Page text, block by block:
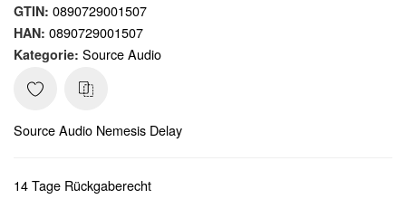
GTIN: 0890729001507
HAN: 0890729001507
Kategorie: Source Audio
Source Audio Nemesis Delay
14 Tage Rückgaberecht